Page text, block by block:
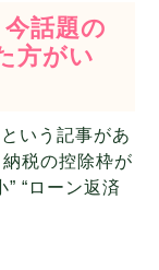
今話題の
方がい
いう記事があ
税の控除枠が
“ローン返済